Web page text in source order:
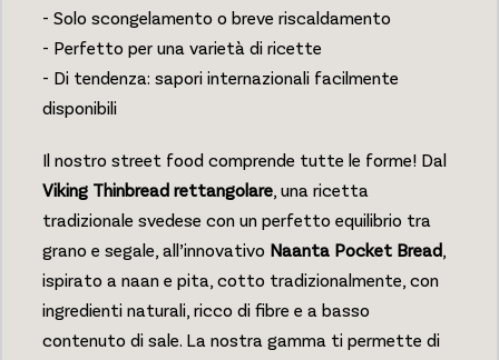
- Solo scongelamento o breve riscaldamento
- Perfetto per una varietà di ricette
- Di tendenza: sapori internazionali facilmente
disponibili
Il nostro street food comprende tutte le forme! Dal
Viking Thinbread rettangolare, una ricetta
tradizionale svedese con un perfetto equilibrio tra
grano e segale, all’innovativo Naanta Pocket Bread,
ispirato a naan e pita, cotto tradizionalmente, con
ingredienti naturali, ricco di fibre e a basso
contenuto di sale. La nostra gamma ti permette di